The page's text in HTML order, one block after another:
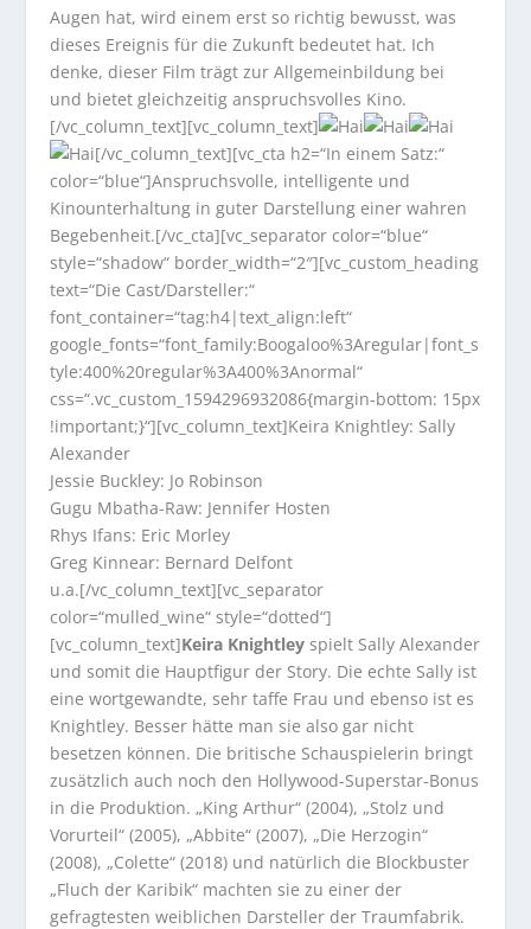
Augen hat, wird einem erst so richtig bewusst, was
dieses Ereignis für die Zukunft bedeutet hat. Ich
denke, dieser Film trägt zur Allgemeinbildung bei
und bietet gleichzeitig anspruchsvolles Kino.
[/vc_column_text][vc_column_text]
[/vc_column_text][vc_cta h2=“In einem Satz:“
color=“blue“]Anspruchsvolle, intelligente und
Kinounterhaltung in guter Darstellung einer wahren
Begebenheit.[/vc_cta][vc_separator color=“blue“
style=“shadow“ border_width=“2″][vc_custom_heading
text=“Die Cast/Darsteller:“
font_container=“tag:h4|text_align:left“
google_fonts=“font_family:Boogaloo%3Aregular|font_s
tyle:400%20regular%3A400%3Anormal“
css=“.vc_custom_1594296932086{margin-bottom: 15px
!important;}“][vc_column_text]Keira Knightley: Sally
Alexander
Jessie Buckley: Jo Robinson
Gugu Mbatha-Raw: Jennifer Hosten
Rhys Ifans: Eric Morley
Greg Kinnear: Bernard Delfont
u.a.[/vc_column_text][vc_separator
color=“mulled_wine“ style=“dotted“]
[vc_column_text]Keira Knightley spielt Sally Alexander
und somit die Hauptfigur der Story. Die echte Sally ist
eine wortgewandte, sehr taffe Frau und ebenso ist es
Knightley. Besser hätte man sie also gar nicht
besetzen können. Die britische Schauspielerin bringt
zusätzlich auch noch den Hollywood-Superstar-Bonus
in die Produktion. „King Arthur“ (2004), „Stolz und
Vorurteil“ (2005), „Abbite“ (2007), „Die Herzogin“
(2008), „Colette“ (2018) und natürlich die Blockbuster
„Fluch der Karibik“ machten sie zu einer der
gefragtesten weiblichen Darsteller der Traumfabrik.